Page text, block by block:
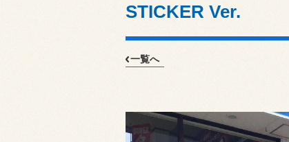
STICKER Ver.
一覧へ